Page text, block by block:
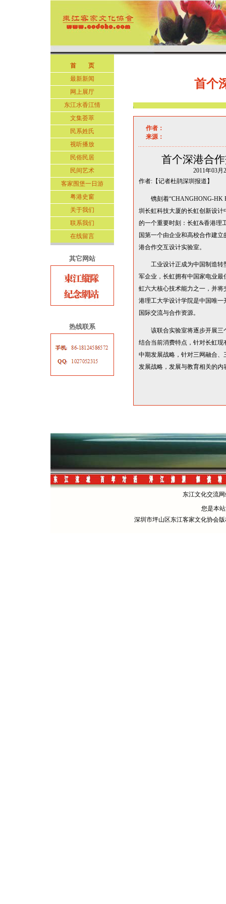
首 页
最新新闻
网上展厅
东江水香江情
文集荟萃
民系姓氏
视听播放
民俗民居
民间艺术
客家围堡一日游
粤港史窗
关于我们
联系我们
在线留言
其它网站
热线联系
首个
作者：
来源：
首个深港合
2011年03月
作者: 【记者杜鹃深圳报道】
镌刻着“CHANGHONG-HK
圳长虹科技大厦的长虹创新设
的一个重要时刻：长虹&香港理
国第一个由企业和高校合作建
港合作交互设计实验室。
工业设计正成为中国制造转
军企业，长虹拥有中国家电业
虹六大核心技术能力之一，并
港理工大学设计学院是中国唯
国际交流与合作资源。
该联合实验室将逐步开展三
结合当前消费特点，针对长虹
中期发展战略，针对三网融合
发展战略，发展与教育相关的内
东江文化交流
您是本
深圳市坪山区东江客家文化协